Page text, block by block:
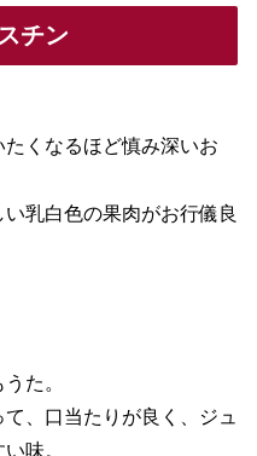
チン
くなるほど慎み深いお
乳白色の果肉がお行儀良
た。
、口当たりが良く、ジュ
味。